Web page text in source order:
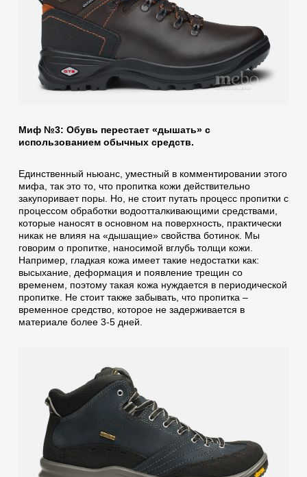
Миф №3: Обувь перестает «дышать» с
использованием обычных средств.
Единственный ньюанс, уместный в комментировании этого
мифа, так это то, что пропитка кожи действительно
закупоривает поры. Но, не стоит путать процесс пропитки с
процессом обработки водоотталкивающими средствами,
которые наносят в основном на поверхность, практически
никак не влияя на «дышащие» свойства ботинок. Мы
говорим о пропитке, наносимой вглубь толщи кожи.
Например, гладкая кожа имеет такие недостатки как:
высыхание, деформация и появление трещин со
временем, поэтому такая кожа нуждается в периодической
пропитке. Не стоит также забывать, что пропитка –
временное средство, которое не задерживается в
материале более 3-5 дней.